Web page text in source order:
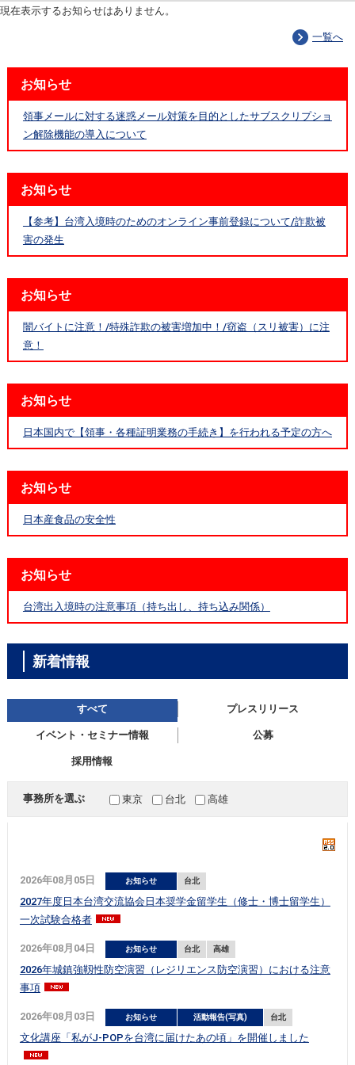
現在表示するお知らせはありません。
一覧へ
お知らせ
領事メールに対する迷惑メール対策を目的としたサブスクリプショ
ン解除機能の導入について
お知らせ
【参考】台湾入境時のためのオンライン事前登録について/詐欺被
害の発生
お知らせ
闇バイトに注意！/特殊詐欺の被害増加中！/窃盗（スリ被害）に注
意！
お知らせ
日本国内で【領事・各種証明業務の手続き】を行われる予定の方へ
お知らせ
日本産食品の安全性
お知らせ
台湾出入境時の注意事項（持ち出し、持ち込み関係）
新着情報
すべて プレスリリース
イベント・セミナー情報 公募
採用情報
事務所を選ぶ 東京 台北 高雄
2026年08月05日 お知らせ 台北
2027年度日本台湾交流協会日本奨学金留学生（修士・博士留学生）
一次試験合格者
2026年08月04日 お知らせ 台北 高雄
2026年城鎮強靱性防空演習（レジリエンス防空演習）における注意
事項
2026年08月03日 お知らせ 活動報告(写真) 台北
文化講座「私がJ-POPを台湾に届けたあの頃」を開催しました